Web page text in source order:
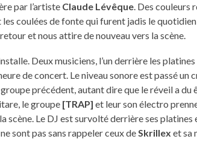
par l’artiste Claude Lévêque. Des couleurs
les coulées de fonte qui furent jadis le
et nous attire de nouveau vers la scène.
Deux musiciens, l’un derrière les
de concert. Le niveau sonore est passé un
précédent, autant dire que le réveil a du
le groupe [TRAP] et leur son électro
scène. Le DJ est survolté derrière ses
sont pas sans rappeler ceux deSkrillex et sa